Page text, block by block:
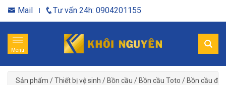
Mail Tư vấn 24h: 0904201155
Menu
Sản phẩm /Thiết bị vệ sinh / Bồn cầu / Bồn cầu Toto / Bồn cầu